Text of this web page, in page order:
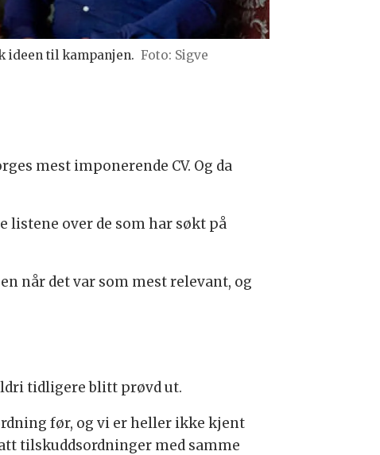
ideen til kampanjen. Foto: Sigve
mest imponerende CV. Og da
listene over de som har søkt på
når det var som mest relevant, og
tidligere blitt prøvd ut.
før, og vi er heller ikke kjent
tilskuddsordninger med samme